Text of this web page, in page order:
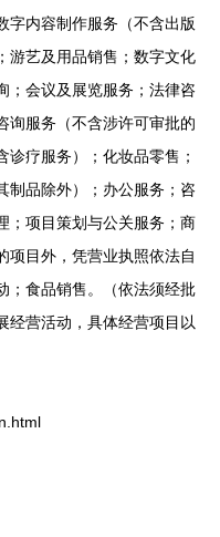
字内容制作服务（不含出版
游艺及用品销售；数字文化
；会议及展览服务；法律咨
询服务（不含涉许可审批的
疗服务）；化妆品零售；
制品除外）；办公服务；咨
；项目策划与公关服务；商
项目外，凭营业执照依法自
；食品销售。（依法须经批
经营活动，具体经营项目以